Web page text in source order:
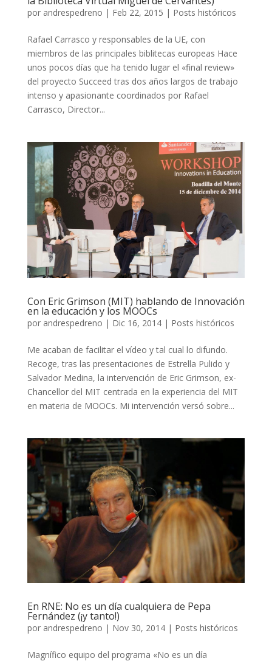
por andrespedreno | Feb 22, 2015 | Posts históricos
Rafael Carrasco y responsables de la UE, con
miembros de las principales biblitecas europeas Hace
unos pocos días que ha tenido lugar el «final review»
del proyecto Succeed tras dos años largos de trabajo
intenso y apasionante coordinados por Rafael
Carrasco, Director...
Con Eric Grimson (MIT) hablando de Innovación
en la educación y los MOOCs
por andrespedreno | Dic 16, 2014| Posts históricos
Me acaban de facilitar el vídeo y tal cual lo difundo.
Recoge, tras las presentaciones de Estrella Pulido y
Salvador Medina, la intervención de Eric Grimson, ex-
Chancellor del MIT centrada en la experiencia del MIT
en materia de MOOCs. Mi intervención versó sobre...
En RNE: No es un día cualquiera de Pepa
Fernández (¡y tanto!)
por andrespedreno | Nov 30, 2014| Posts históricos
Magnífico equipo del programa «No es un día